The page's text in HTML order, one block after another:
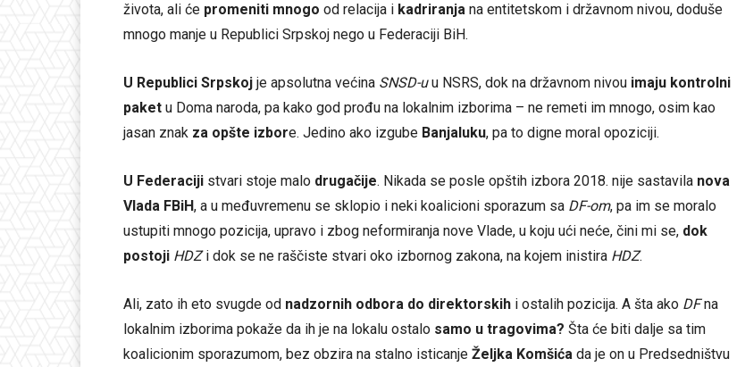
života, ali će promeniti mnogo od relacija i kadriranja na entitetskom i državnom nivou, doduše
mnogo manje u Republici Srpskoj nego u Federaciji BiH.
U Republici Srpskoj je apsolutna većina SNSD-uu NSRS, dok na državnom nivou imaju kontrolni
paket u Doma naroda, pa kako god prođu na lokalnim izborima – ne remeti im mnogo, osim kao
jasan znak za opšte izbore. Jedino ako izgube Banjaluku, pa to digne moral opoziciji.
U Federaciji stvari stoje malo drugačije. Nikada se posle opštih izbora 2018. nije sastavila nova
Vlada FBiH, a u međuvremenu se sklopio i neki koalicioni sporazum sa DF-om, pa im se moralo
ustupiti mnogo pozicija, upravo i zbog neformiranja nove Vlade, u koju ući neće, čini mi se, dok
postoji HDZi dok se ne raščiste stvari oko izbornog zakona, na kojem inistira HDZ.
Ali, zato ih eto svugde od nadzornih odbora do direktorskih i ostalih pozicija. A šta ako DFna
lokalnim izborima pokaže da ih je na lokalu ostalo samo u tragovima? Šta će biti dalje sa tim
koalicionim sporazumom, bez obzira na stalno isticanje Željka Komšića da je on u Predsedništvu